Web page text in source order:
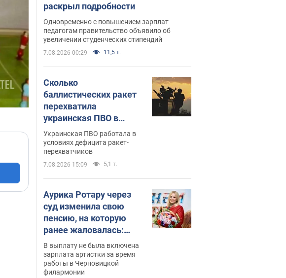
раскрыл подробности
Одновременно с повышением зарплат
педагогам правительство объявило об
увеличении студенческих стипендий
7.08.2026 00:29 11,5 т.
Сколько
баллистических ракет
перехватила
украинская ПВО в
июле: в Минобороны
назвали цифру
Украинская ПВО работала в
условиях дефицита ракет-
перехватчиков
7.08.2026 15:09 5,1 т.
Аурика Ротару через
суд изменила свою
пенсию, на которую
ранее жаловалась:
сколько получала
певица
В выплату не была включена
зарплата артистки за время
работы в Черновицкой
филармонии